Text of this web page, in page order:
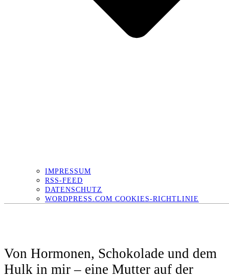
IMPRESSUM
RSS-FEED
DATENSCHUTZ
WORDPRESS.COM COOKIES-RICHTLINIE
Von Hormonen, Schokolade und dem
Hulk in mir – eine Mutter auf der